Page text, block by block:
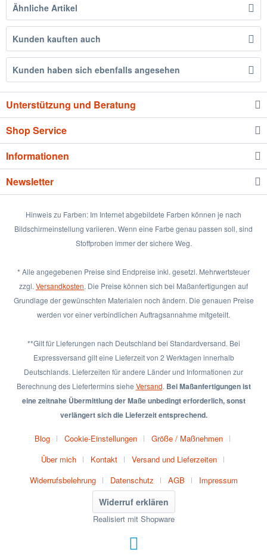
Ähnliche Artikel
Kunden kauften auch
Kunden haben sich ebenfalls angesehen
Unterstützung und Beratung
Shop Service
Informationen
Newsletter
Hinweis zu Farben: Im Internet abgebildete Farben können je nach
Bildschirmeinstellung variieren. Wenn eine Farbe genau passen soll, sind
Stoffproben immer der sichere Weg.
* Alle angegebenen Preise sind Endpreise inkl. gesetzl. Mehrwertsteuer
zzgl. Versandkosten. Die Preise können sich bei Maßanfertigungen auf
Grundlage der gewünschten Materialen noch ändern. Die genauen Preise
werden vor einer verbindlichen Auftragsannahme mitgeteilt.
**Gilt für Lieferungen nach Deutschland bei Standardversand. Bei
Expressversand gilt eine Lieferzeit von 2 Werktagen innerhalb
Deutschlands. Lieferzeiten für andere Länder und Informationen zur
Berechnung des Liefertermins siehe Versand. Bei Maßanfertigungen ist
eine zeitnahe Übermittlung der Maße unbedingt erforderlich, sonst
verlängert sich die Lieferzeit entsprechend.
Blog Cookie-Einstellungen
Größe / Maßnehmen
Über mich
Kontakt
Versand und Lieferzeiten
Widerrufsbelehrung
Datenschutz AGB Impressum
Widerruf erklären
Realisiert mit Shopware